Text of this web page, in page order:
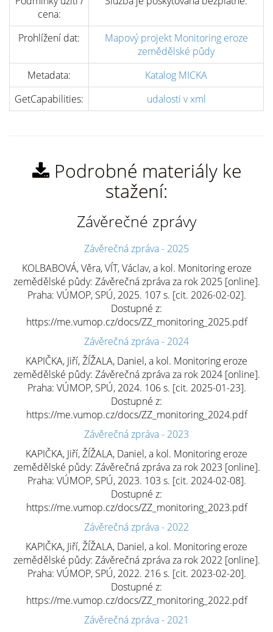
cena:
Prohlížení dat:
Mapový projekt Monitoring eroze
zemědělské půdy
Metadata:
Katalog MICKA
GetCapabilities:
udalosti v xml
Podrobné materiály ke
stažení:
Závěrečné zprávy
Závěrečná zpráva - 2025
KOLBABOVÁ, Věra, VÍT, Václav, a kol. Monitoring eroze
zemědělské půdy: Závěrečná zpráva za rok 2025 [online].
Praha: VÚMOP, SPÚ, 2025. 107 s. [cit. 2026-02-02].
Dostupné z:
https://me.vumop.cz/docs/ZZ_monitoring_2025.pdf
Závěrečná zpráva - 2024
KAPIČKA, Jiří, ŽÍŽALA, Daniel, a kol. Monitoring eroze
zemědělské půdy: Závěrečná zpráva za rok 2024 [online].
Praha: VÚMOP, SPÚ, 2024. 106 s. [cit. 2025-01-23].
Dostupné z:
https://me.vumop.cz/docs/ZZ_monitoring_2024.pdf
Závěrečná zpráva - 2023
KAPIČKA, Jiří, ŽÍŽALA, Daniel, a kol. Monitoring eroze
zemědělské půdy: Závěrečná zpráva za rok 2023 [online].
Praha: VÚMOP, SPÚ, 2023. 103 s. [cit. 2024-02-08].
Dostupné z:
https://me.vumop.cz/docs/ZZ_monitoring_2023.pdf
Závěrečná zpráva - 2022
KAPIČKA, Jiří, ŽÍŽALA, Daniel, a kol. Monitoring eroze
zemědělské půdy: Závěrečná zpráva za rok 2022 [online].
Praha: VÚMOP, SPÚ, 2022. 216 s. [cit. 2023-02-20].
Dostupné z:
https://me.vumop.cz/docs/ZZ_monitoring_2022.pdf
Závěrečná zpráva - 2021